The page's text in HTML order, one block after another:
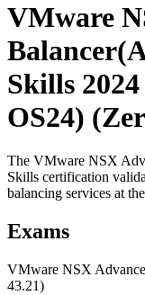
VMware
Skills
OS24)
The VMware NSX
Skills certification
balancing services at
Exams
VMware NSX
43.21)